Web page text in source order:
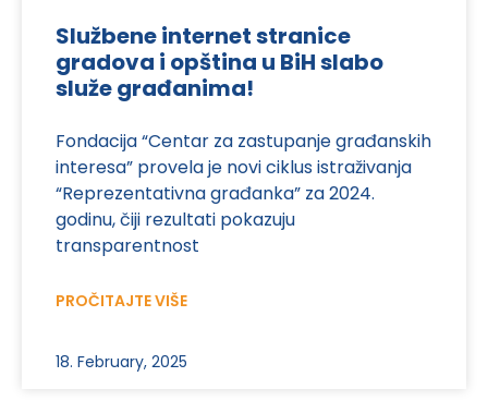
Službene internet stranice
gradova i opština u BiH slabo
služe građanima!
Fondacija “Centar za zastupanje građanskih
interesa” provela je novi ciklus istraživanja
“Reprezentativna građanka” za 2024.
godinu, čiji rezultati pokazuju
transparentnost
PROČITAJTE VIŠE
18. February, 2025